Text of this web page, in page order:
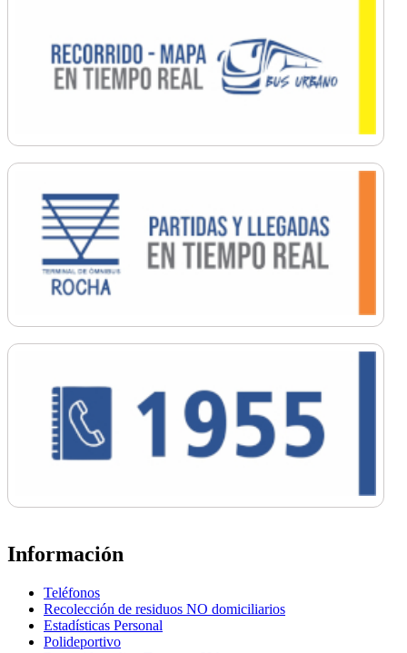
Ordenamiento
Promoción Social
Salud
Secretaría General
Información
Teléfonos
Recolección de residuos NO domiciliarios
Estadísticas Personal
Polideportivo